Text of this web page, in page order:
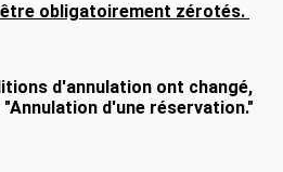
obligatoirement zérotés.
d'annulation ont changé,
d'une réservation."